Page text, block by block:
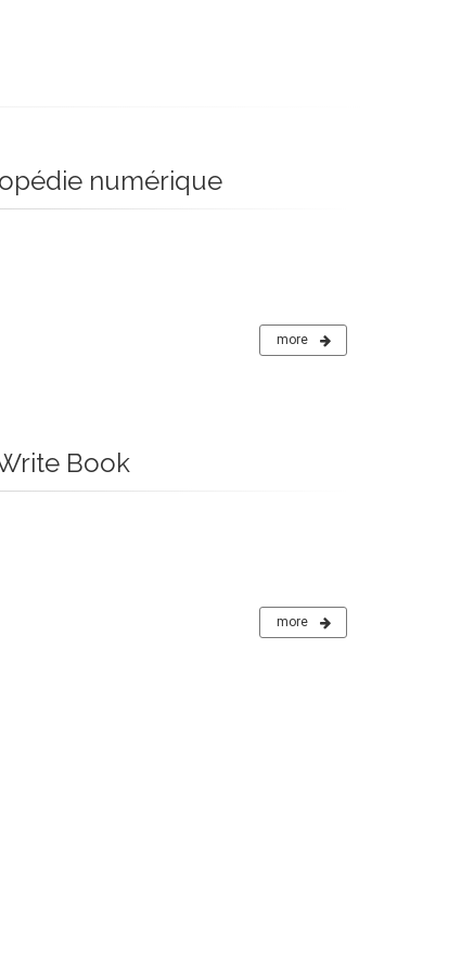
numérique
more
Book
more